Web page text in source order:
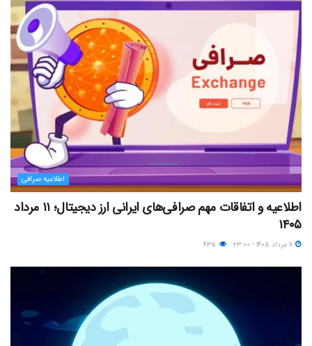
اطلاعیه صرافی
اطلاعیه و اتفاقات مهم صرافی‌های ایرانی ارز دیجیتال؛ ۱۱ مرداد
۱۴۰۵